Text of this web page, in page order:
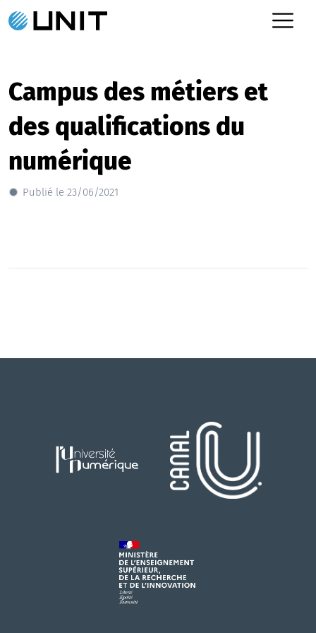
Campus des métiers et
des qualifications du
numérique
Publié le 23/06/2021